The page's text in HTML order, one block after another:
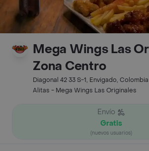
Mega Wings Las
Zona Centro
Diagonal 42 33 S-1, Envigado, Colombia
Alitas - Mega Wings Las Originales
Envío
Gratis
(nuevos usuarios)